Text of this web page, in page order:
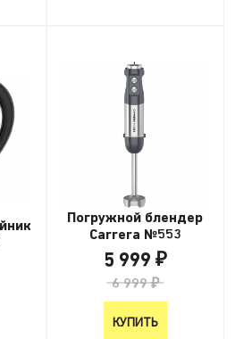
Погружной блендер
Carrera №553
5 999 ₽
6 999 ₽
КУПИТЬ